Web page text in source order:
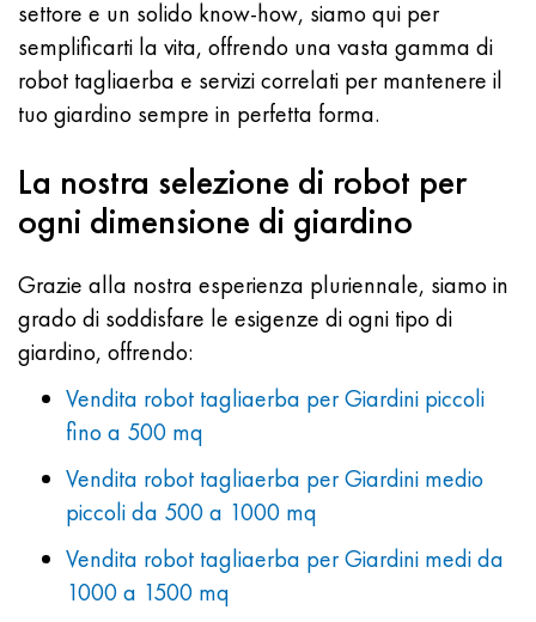
settore e un solido know-how, siamo qui per
semplificarti la vita, offrendo una vasta gamma di
robot tagliaerba e servizi correlati per mantenere il
tuo giardino sempre in perfetta forma.
La nostra selezione di robot per
ogni dimensione di giardino
Grazie alla nostra esperienza pluriennale, siamo in
grado di soddisfare le esigenze di ogni tipo di
giardino, offrendo:
Vendita robot tagliaerba per Giardini piccoli
fino a 500 mq
Vendita robot tagliaerba per Giardini medio
piccoli da 500 a 1000 mq
Vendita robot tagliaerba per Giardini medi da
1000 a 1500 mq